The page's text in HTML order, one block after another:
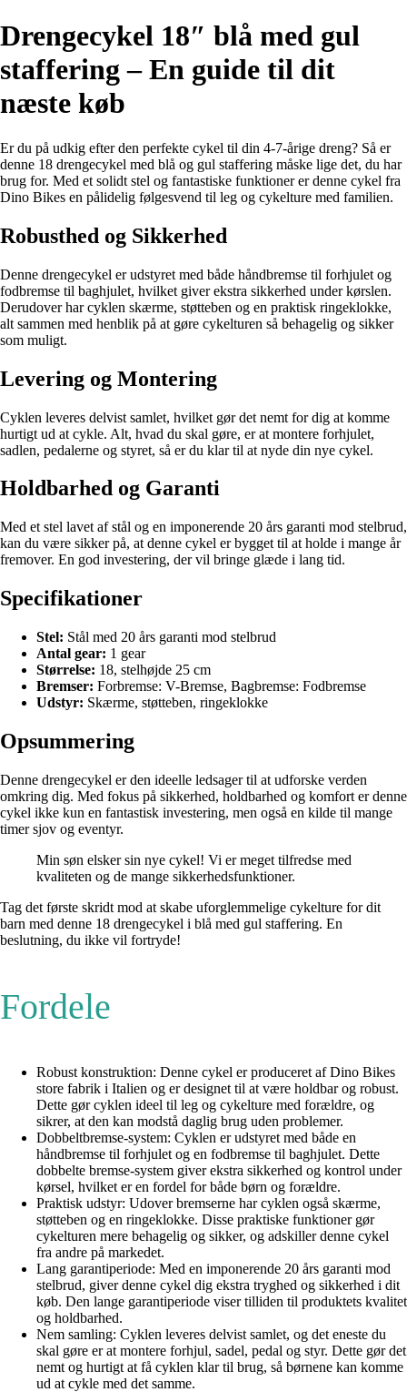
Drengecykel 18″ blå med gul
staffering – En guide til dit
næste køb
Er du på udkig efter den perfekte cykel til din 4-7-årige dreng? Så er
denne 18 drengecykel med blå og gul staffering måske lige det, du har
brug for. Med et solidt stel og fantastiske funktioner er denne cykel fra
Dino Bikes en pålidelig følgesvend til leg og cykelture med familien.
Robusthed og Sikkerhed
Denne drengecykel er udstyret med både håndbremse til forhjulet og
fodbremse til baghjulet, hvilket giver ekstra sikkerhed under kørslen.
Derudover har cyklen skærme, støtteben og en praktisk ringeklokke,
alt sammen med henblik på at gøre cykelturen så behagelig og sikker
som muligt.
Levering og Montering
Cyklen leveres delvist samlet, hvilket gør det nemt for dig at komme
hurtigt ud at cykle. Alt, hvad du skal gøre, er at montere forhjulet,
sadlen, pedalerne og styret, så er du klar til at nyde din nye cykel.
Holdbarhed og Garanti
Med et stel lavet af stål og en imponerende 20 års garanti mod stelbrud,
kan du være sikker på, at denne cykel er bygget til at holde i mange år
fremover. En god investering, der vil bringe glæde i lang tid.
Specifikationer
Stel: Stål med 20 års garanti mod stelbrud
Antal gear: 1 gear
Størrelse: 18, stelhøjde 25 cm
Bremser: Forbremse: V-Bremse, Bagbremse: Fodbremse
Udstyr: Skærme, støtteben, ringeklokke
Opsummering
Denne drengecykel er den ideelle ledsager til at udforske verden
omkring dig. Med fokus på sikkerhed, holdbarhed og komfort er denne
cykel ikke kun en fantastisk investering, men også en kilde til mange
timer sjov og eventyr.
Min søn elsker sin nye cykel! Vi er meget tilfredse med
kvaliteten og de mange sikkerhedsfunktioner.
Tag det første skridt mod at skabe uforglemmelige cykelture for dit
barn med denne 18 drengecykel i blå med gul staffering. En
beslutning, du ikke vil fortryde!
Fordele
Robust konstruktion: Denne cykel er produceret af Dino Bikes
store fabrik i Italien og er designet til at være holdbar og robust.
Dette gør cyklen ideel til leg og cykelture med forældre, og
sikrer, at den kan modstå daglig brug uden problemer.
Dobbeltbremse-system: Cyklen er udstyret med både en
håndbremse til forhjulet og en fodbremse til baghjulet. Dette
dobbelte bremse-system giver ekstra sikkerhed og kontrol under
kørsel, hvilket er en fordel for både børn og forældre.
Praktisk udstyr: Udover bremserne har cyklen også skærme,
støtteben og en ringeklokke. Disse praktiske funktioner gør
cykelturen mere behagelig og sikker, og adskiller denne cykel
fra andre på markedet.
Lang garantiperiode: Med en imponerende 20 års garanti mod
stelbrud, giver denne cykel dig ekstra tryghed og sikkerhed i dit
køb. Den lange garantiperiode viser tilliden til produktets kvalitet
og holdbarhed.
Nem samling: Cyklen leveres delvist samlet, og det eneste du
skal gøre er at montere forhjul, sadel, pedal og styr. Dette gør det
nemt og hurtigt at få cyklen klar til brug, så børnene kan komme
ud at cykle med det samme.